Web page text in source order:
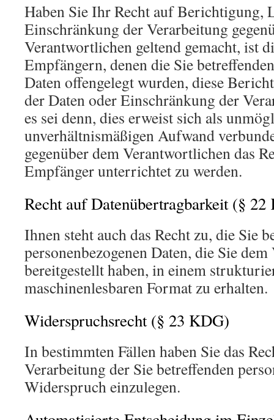
Haben Sie Ihr Recht auf Berichtigung,
Einschränkung der Verarbeitung
Verantwortlichen geltend gemacht, ist
Empfängern, denen die Sie
Daten offengelegt wurden, diese
der Daten oder Einschränkung der
es sei denn, dies erweist sich als
unverhältnismäßigen Aufwand
gegenüber dem Verantwortlichen das
Empfänger unterrichtet zu werden.
Recht auf Datenübertragbarkeit (§
Ihnen steht auch das Recht zu, die Sie
personenbezogenen Daten, die Sie
bereitgestellt haben, in einem
maschinenlesbaren Format zu erhalten.
Widerspruchsrecht (§ 23 KDG)
In bestimmten Fällen haben Sie das
Verarbeitung der Sie betreffenden
Widerspruch einzulegen.